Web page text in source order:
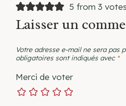
5 from 3 votes
Laisser un
Votre adresse e-mail ne sera pas
obligatoires sont indiqués avec *
Merci de voter